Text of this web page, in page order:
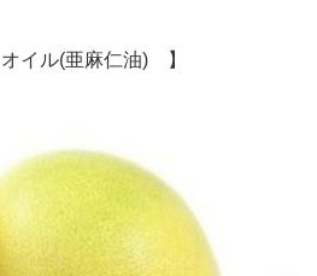
イル(亜麻仁油) 】